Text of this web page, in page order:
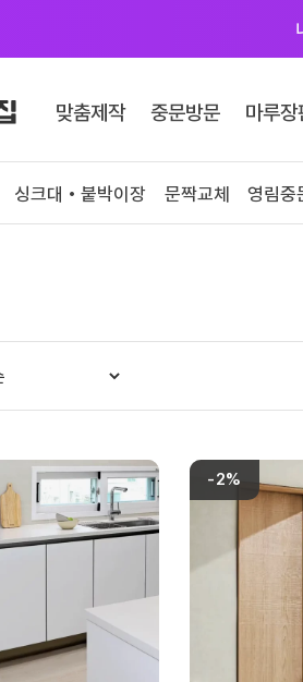
맞춤제작 중문방문 마루장
싱크대 • 붙박이장 문짝교체 영림중
-2%
카테고리 자세히